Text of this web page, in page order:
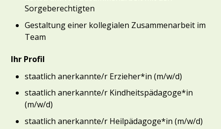
Sorgeberechtigten
Gestaltung einer kollegialen Zusammenarbeit im
Team
Ihr Profil
staatlich anerkannte/r Erzieher*in (m/w/d)
staatlich anerkannte/r Kindheitspädagoge*in
(m/w/d)
staatlich anerkannte/r Heilpädagoge*in (m/w/d)